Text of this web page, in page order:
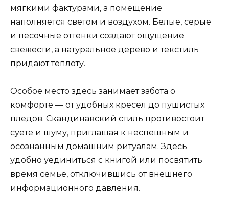
мягкими фактурами, а помещение
наполняется светом и воздухом. Белые, серые
и песочные оттенки создают ощущение
свежести, а натуральное дерево и текстиль
придают теплоту.
Особое место здесь занимает забота о
комфорте — от удобных кресел до пушистых
пледов. Скандинавский стиль противостоит
суете и шуму, приглашая к неспешным и
осознанным домашним ритуалам. Здесь
удобно уединиться с книгой или посвятить
время семье, отключившись от внешнего
информационного давления.